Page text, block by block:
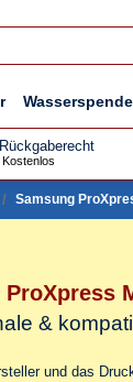
Samsung
&
und das